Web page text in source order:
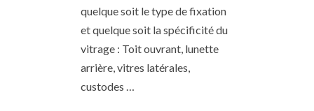
quelque soit le type de fixation
et quelque soit la spécificité du
vitrage : Toit ouvrant, lunette
arrière, vitres latérales,
custodes …